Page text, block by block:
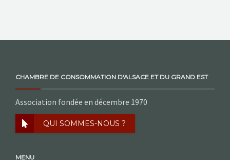
CHAMBRE DE CONSOMMATION D'ALSACE ET DU GRAND EST
Association fondée en décembre 1970
QUI SOMMES-NOUS ?
MENU